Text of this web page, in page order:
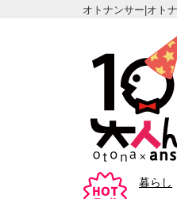
オトナンサー|オト
暮らし